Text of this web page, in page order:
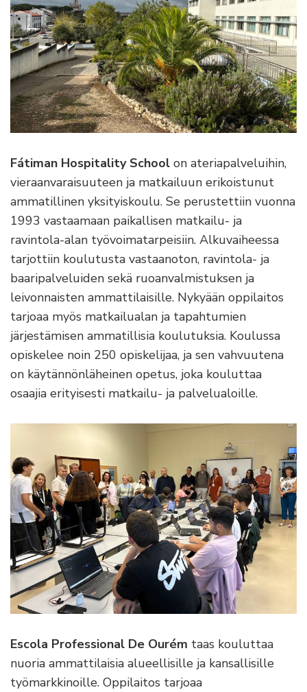
Fátiman Hospitality School on ateriapalveluihin,
vieraanvaraisuuteen ja matkailuun erikoistunut
ammatillinen yksityiskoulu. Se perustettiin vuonna
1993 vastaamaan paikallisen matkailu- ja
ravintola-alan työvoimatarpeisiin. Alkuvaiheessa
tarjottiin koulutusta vastaanoton, ravintola- ja
baaripalveluiden sekä ruoanvalmistuksen ja
leivonnaisten ammattilaisille. Nykyään oppilaitos
tarjoaa myös matkailualan ja tapahtumien
järjestämisen ammatillisia koulutuksia. Koulussa
opiskelee noin 250 opiskelijaa, ja sen vahvuutena
on käytännönläheinen opetus, joka kouluttaa
osaajia erityisesti matkailu- ja palvelualoille.
Escola Professional De Ourém taas kouluttaa
nuoria ammattilaisia alueellisille ja kansallisille
työmarkkinoille. Oppilaitos tarjoaa